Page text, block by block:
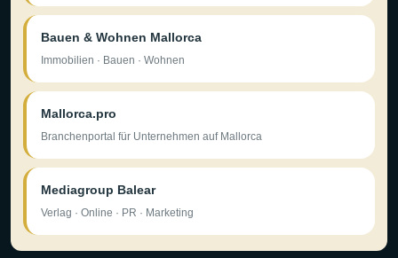
Bauen & Wohnen Mallorca
Immobilien · Bauen · Wohnen
Mallorca.pro
Branchenportal für Unternehmen auf Mallorca
Mediagroup Balear
Verlag · Online · PR · Marketing